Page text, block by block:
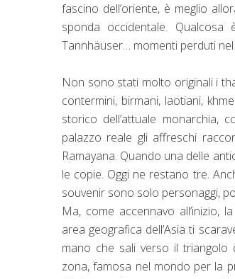
fascino dell’oriente, è meglio
sponda occidentale.
Tannhäuser… momenti perduti
Non sono stati molto originali i
contermini, birmani, laotiani,
storico dell’attuale monarchia,
palazzo reale gli affreschi
Ramayana. Quando una delle
le copie. Oggi ne restano tre.
souvenir sono solo personaggi,
Ma, come accennavo all’inizio,
area geografica dell’Asia ti
mano che sali verso il triangolo
zona, famosa nel mondo per la